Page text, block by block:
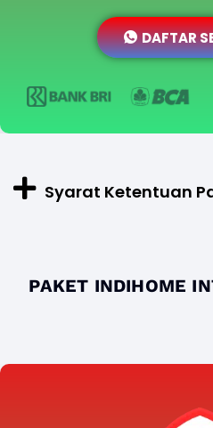
DAFTAR
Syarat Ketentuan
PAKET INDIHOME